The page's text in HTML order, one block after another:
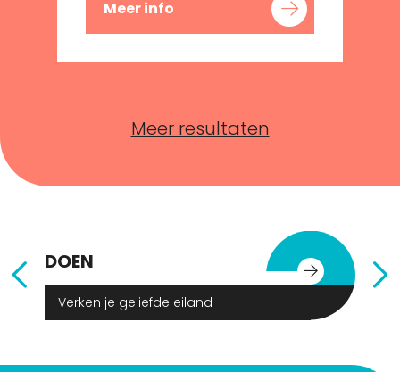
Meer info
Meer resultaten
DOEN
Verken je geliefde eiland